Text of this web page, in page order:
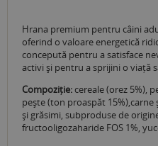
Hrana premium pentru câini
oferind o valoare energetică
concepută pentru a satisface
activi și pentru a sprijini o viață
Compoziție:cereale (orez 5%),
pește (ton proaspăt 15%),carne
și grăsimi, subproduse de
fructooligozaharide FOS 1%,